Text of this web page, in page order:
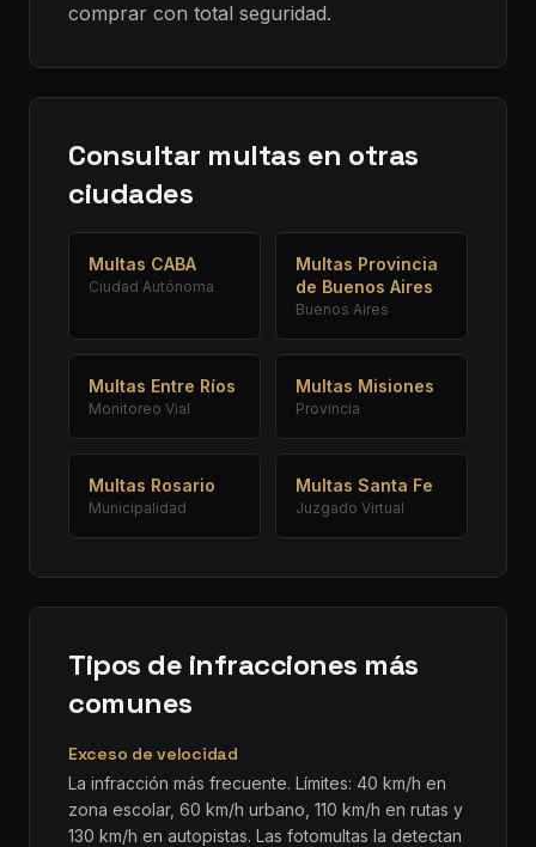
comprar con total seguridad.
Consultar multas en otras
ciudades
Multas CABA
Ciudad Autónoma
Multas Provincia
de Buenos Aires
Buenos Aires
Multas Entre Ríos
Monitoreo Vial
Multas Misiones
Provincia
Multas Rosario
Municipalidad
Multas Santa Fe
Juzgado Virtual
Tipos de infracciones más
comunes
Exceso de velocidad
La infracción más frecuente. Límites: 40 km/h en
zona escolar, 60 km/h urbano, 110 km/h en rutas y
130 km/h en autopistas. Las fotomultas la detectan